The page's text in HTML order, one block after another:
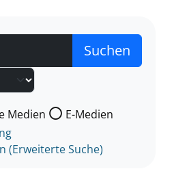
nach der Sie suchen wollen.
Medien
E-Medien
(Erweiterte Suche)